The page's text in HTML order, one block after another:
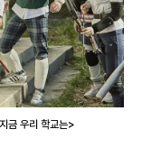
금 우리 학교는>